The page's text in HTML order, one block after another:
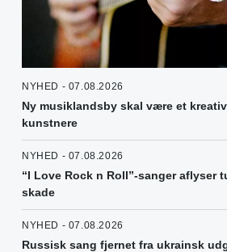
NYHED - 07.08.2026
Ny musiklandsby skal være et
kunstnere
NYHED - 07.08.2026
“I Love Rock n Roll”-sanger aflyser
skade
NYHED - 07.08.2026
Russisk sang fjernet fra ukrainsk